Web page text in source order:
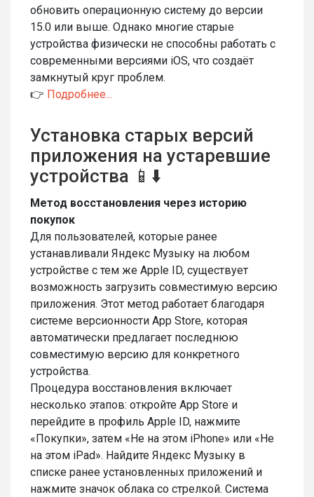
обновить операционную систему до версии
15.0 или выше. Однако многие старые
устройства физически не способны работать с
современными версиями iOS, что создаёт
замкнутый круг проблем.
👉 Подробнее...
Установка старых версий
приложения на устаревшие
устройства 📱⬇️
Метод восстановления через историю
покупок
Для пользователей, которые ранее
устанавливали Яндекс Музыку на любом
устройстве с тем же Apple ID, существует
возможность загрузить совместимую версию
приложения. Этот метод работает благодаря
системе версионности App Store, которая
автоматически предлагает последнюю
совместимую версию для конкретного
устройства.
Процедура восстановления включает
несколько этапов: откройте App Store и
перейдите в профиль Apple ID, нажмите
«Покупки», затем «Не на этом iPhone» или «Не
на этом iPad». Найдите Яндекс Музыку в
списке ранее установленных приложений и
нажмите значок облака со стрелкой. Система